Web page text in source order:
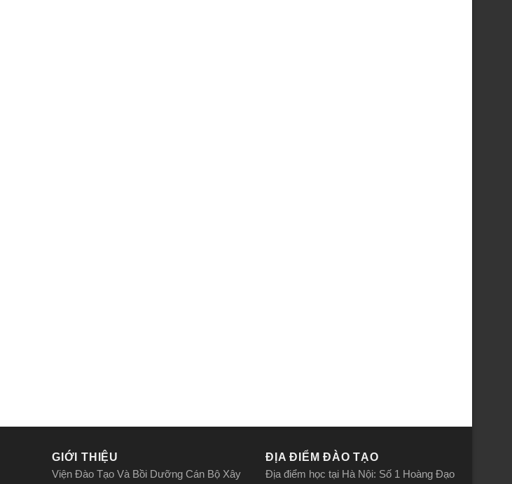
GIỚI THIỆU
Viện Đào Tạo Và Bồi Dưỡng Cán Bộ Xây
ĐỊA ĐIỂM ĐÀO TẠO
Địa điểm học tại Hà Nội: Số 1 Hoàng Đạo